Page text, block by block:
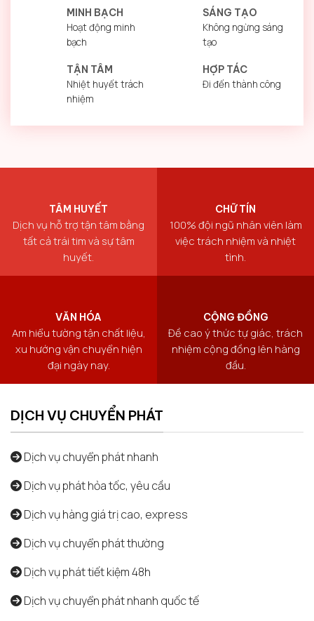
MINH BẠCH
Hoạt động minh
bạch
SÁNG TẠO
Không ngừng sáng
tạo
TẬN TÂM
Nhiệt huyết trách
nhiệm
HỢP TÁC
Đi đến thành công
TÂM HUYẾT
Dịch vụ hỗ trợ tận tâm bằng
tất cả trái tim và sự tâm
huyết.
CHỮ TÍN
100% đội ngũ nhân viên làm
việc trách nhiệm và nhiệt
tình.
VĂN HÓA
Am hiểu tường tận chất liệu,
xu hướng vận chuyển hiện
đại ngày nay.
CỘNG ĐỒNG
Đề cao ý thức tự giác, trách
nhiệm cộng đồng lên hàng
đầu.
DỊCH VỤ CHUYỂN PHÁT
Dịch vụ chuyển phát nhanh
Dịch vụ phát hỏa tốc, yêu cầu
Dịch vụ hàng giá trị cao, express
Dịch vụ chuyển phát thường
Dịch vụ phát tiết kiệm 48h
Dịch vụ chuyển phát nhanh quốc tế